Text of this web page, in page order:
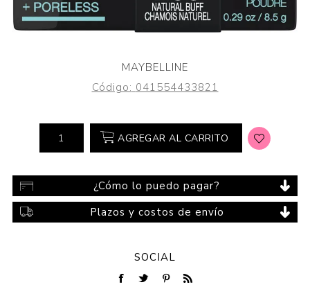
MAYBELLINE
Código: 041554433821
AGREGAR AL CARRITO
¿Cómo lo puedo pagar?
Plazos y costos de envío
SOCIAL